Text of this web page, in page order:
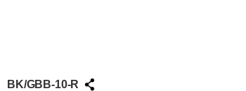
BK/GBB-10-R